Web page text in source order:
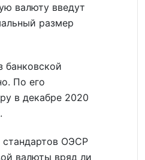
валюту введут
размер
банковской
По его
в декабре 2020
стандартов ОЭСР
валюты вряд ли